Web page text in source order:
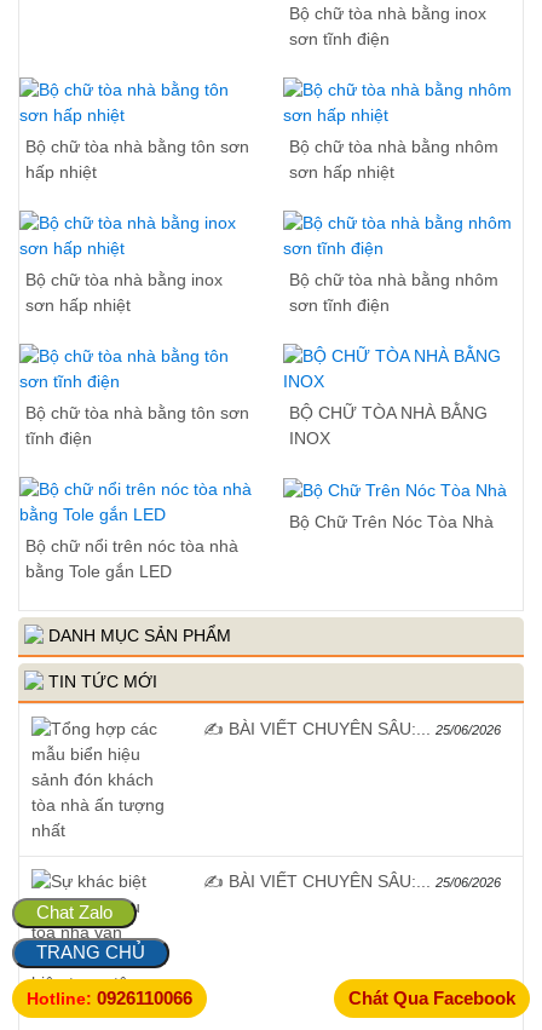
Bộ chữ tòa nhà bằng inox
sơn tĩnh điện
Bộ chữ tòa nhà bằng tôn sơn
hấp nhiệt
Bộ chữ tòa nhà bằng nhôm
sơn hấp nhiệt
Bộ chữ tòa nhà bằng inox
sơn hấp nhiệt
Bộ chữ tòa nhà bằng nhôm
sơn tĩnh điện
Bộ chữ tòa nhà bằng tôn sơn
tĩnh điện
BỘ CHỮ TÒA NHÀ BẰNG
INOX
Bộ chữ nổi trên nóc tòa nhà
bằng Tole gắn LED
Bộ Chữ Trên Nóc Tòa Nhà
DANH MỤC SẢN PHẨM
TIN TỨC MỚI
✍️ BÀI VIẾT CHUYÊN SÂU:... 25/06/2026
✍️ BÀI VIẾT CHUYÊN SÂU:... 25/06/2026
Chát Qua Facebook
Hotline: 0926110066
Chat Zalo
TRANG CHỦ